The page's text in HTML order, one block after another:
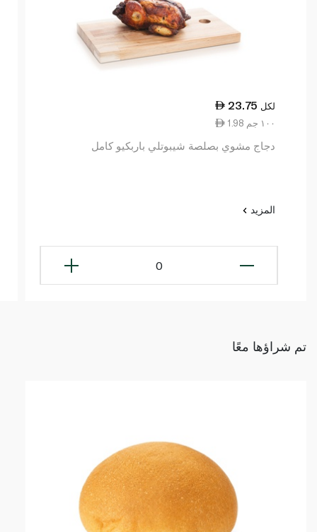
23.75 لكل
1.98 ١٠٠ جم
دجاج مشوي بصلصة شيبوتلي باربكيو كامل
المزيد
0
تم شراؤها معًا